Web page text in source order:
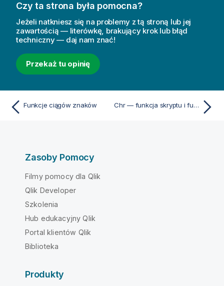
Czy ta strona była pomocna?
Jeżeli natkniesz się na problemy z tą stroną lub jej
zawartością — literówkę, brakujący krok lub błąd
techniczny — daj nam znać!
Przekaż tu opinię
Funkcje ciągów znaków Chr — funkcja skryptu i funkcja wykresu
Zasoby Pomocy
Filmy pomocy dla Qlik
Qlik Developer
Szkolenia
Hub edukacyjny Qlik
Portal klientów Qlik
Biblioteka
Produkty